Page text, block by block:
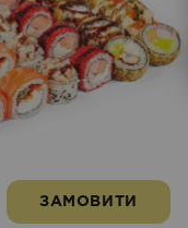
ЗАМОВИТИ